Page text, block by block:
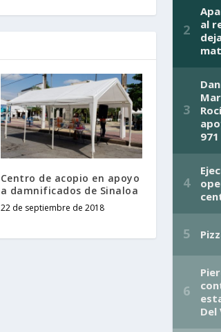
Centro de acopio en apoyo
a damnificados de Sinaloa
22 de septiembre de 2018